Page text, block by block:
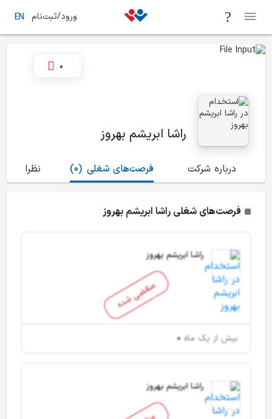
ورود/ثبت‌نام EN
راشا ابریشم بهروز
0
درباره شرکت (0) فرصت‌های شغلی نظرات
فرصت‌های شغلی راشا ابریشم بهروز
منقضی شده
راشا ابریشم بهروز
بیش از یک ماه
راشا ابریشم بهروز